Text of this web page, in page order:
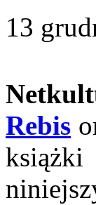
13
Rebis
książki